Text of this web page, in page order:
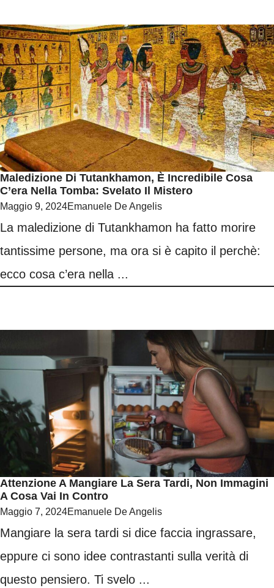
Maledizione Di Tutankhamon, È Incredibile Cosa
C’era Nella Tomba: Svelato Il Mistero
Maggio 9, 2024Emanuele De Angelis
La maledizione di Tutankhamon ha fatto morire
tantissime persone, ma ora si è capito il perchè:
ecco cosa c’era nella ...
Attenzione A Mangiare La Sera Tardi, Non Immagini
A Cosa Vai In Contro
Maggio 7, 2024Emanuele De Angelis
Mangiare la sera tardi si dice faccia ingrassare,
eppure ci sono idee contrastanti sulla verità di
questo pensiero. Ti svelo ...